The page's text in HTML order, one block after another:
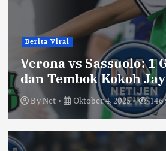
Berita Viral
Verona vs Sassuolo: 1
dan Tembok Kokoh
ByNet Oktober 4, 2025 146